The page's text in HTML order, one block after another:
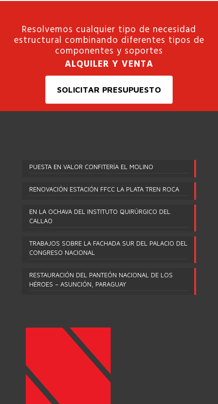
Resolvemos cualquier tipo de necesidad
estructural combinando diferentes tipos de
componentes y soportes
ALQUILER Y VENTA
SOLICITAR PRESUPUESTO
PUESTA EN VALOR CONFITERÍA EL MOLINO
RENOVACIÓN ESTACIÓN FFCC LA PLATA TREN ROCA
EN LA OCHAVA DEL INSTITUTO QUIRÚRGICO DEL
CALLAO
TRABAJOS SOBRE LA FACHADA SUR DEL PALACIO DEL
CONGRESO NACIONAL
RESTAURACIÓN DEL PANTEÓN NACIONAL DE LOS
HÉROES – ASUNCIÓN, PARAGUAY